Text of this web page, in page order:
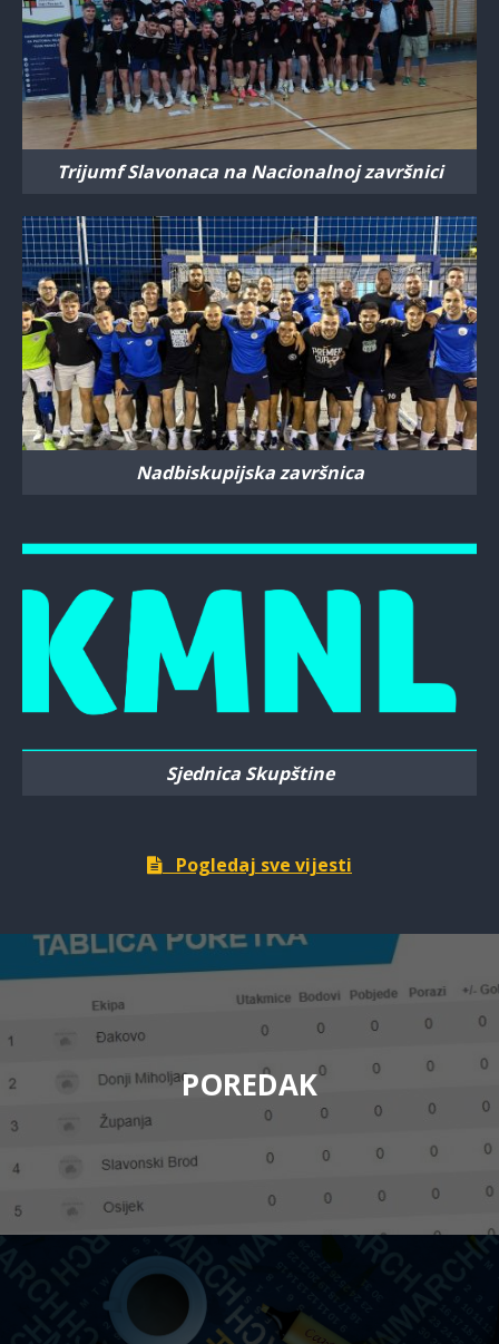
Trijumf Slavonaca na Nacionalnoj završnici
Nadbiskupijska završnica
Sjednica Skupštine
Pogledaj sve vijesti
POREDAK